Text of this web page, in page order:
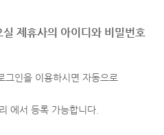
제휴사의 아이디와 비밀번호
그인을 이용하시면 자동으로
에서 등록 가능합니다.